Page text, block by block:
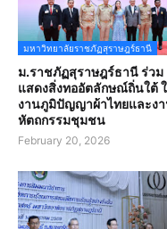
มหาวิทยาลัยราชภัฏสุราษฎร์ธานี
ม.ราชภัฏสุราษฎร์ธานี ร่วม
แสดงสิ่งทออัตลักษณ์ถิ่นใต้
งานภูมิปัญญาผ้าไทยและง
หัตถกรรมชุมชน
February 20, 2026